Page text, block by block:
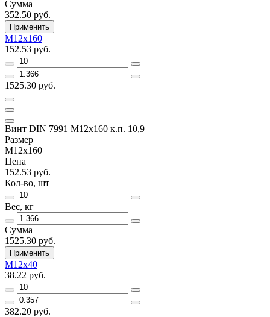
Сумма
352.50 руб.
Применить
M12х160
152.53 руб.
1525.30 руб.
Винт DIN 7991 M12х160 к.п. 10,9
Размер
M12х160
Цена
152.53 руб.
Кол-во, шт
Вес, кг
Сумма
1525.30 руб.
Применить
M12х40
38.22 руб.
382.20 руб.